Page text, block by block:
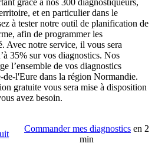
et en particulier dans le
à tester notre outil de planification de
afin de programmer les
Avec notre service, il vous sera
35% sur vos diagnostics. Nos
l’ensemble de vos diagnostics
l'Eure dans la région Normandie.
gratuite vous sera mise à disposition
avez besoin.
Commander mes diagnostics en 2
min